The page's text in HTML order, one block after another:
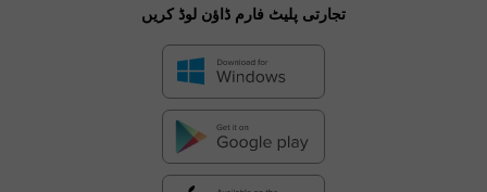
تجارتی پلیٹ فارم ڈاؤن لوڈ کریں